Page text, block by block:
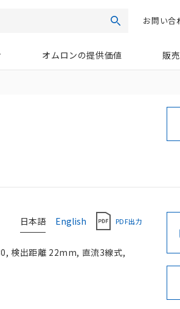
検索お問い合
オムロンの提供価値 販
日本語 English PDF出力
検出距離 22mm, 直流3線式,